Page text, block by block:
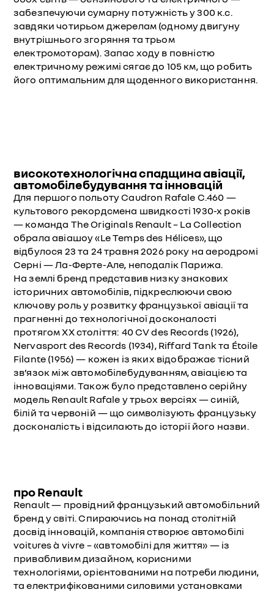
забезпечуючи сумарну потужність у 300 к.с.
завдяки чотирьом джерелам (одному двигуну
внутрішнього згоряння та трьом
електромоторам). Запас ходу в повністю
електричному режимі сягає до 105 км, що робить
його оптимальним для щоденного використання.
високотехнологічна спадщина авіації,
автомобілебудування та інновацій
Для першого польоту Caudron Rafale C.460 —
культового рекордсмена швидкості 1930-х років
— команда The Originals Renault – La Collection
обрала авіашоу «Le Temps des Hélices», що
відбулося 23 та 24 травня 2026 року на аеродромі
Серні — Ла-Ферте-Але, неподалік Парижа.
На землі бренд представив низку знакових
історичних автомобілів, підкреслюючи свою
ключову роль у розвитку французької авіації та
прагненні до технологічної досконалості
протягом ХХ століття: 40 CV des Records (1926),
Nervasport des Records (1934), Riffard Tank та Étoile
Filante (1956) — кожен із яких відображає тісний
зв’язок між автомобілебудуванням, авіацією та
інноваціями. Також було представлено серійну
модель Renault Rafale у трьох версіях — синій,
білiй та червонiй — що символізують французьку
досконалість і відсилають до історії його назви.
про Renault
Renault — провідний французький автомобільний
бренд у світі. Спираючись на понад столітній
досвід інновацій, компанія створює автомобілі
voitures à vivre – «автомобілі для життя» — із
привабливим дизайном, корисними
технологіями, орієнтованими на потреби людини,
та електрифікованими силовими установками